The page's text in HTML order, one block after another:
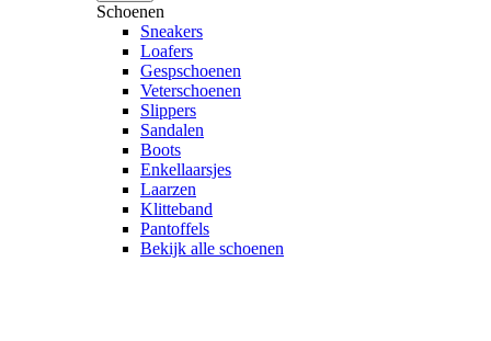
Schoenen
Sneakers
Loafers
Gespschoenen
Veterschoenen
Slippers
Sandalen
Boots
Enkellaarsjes
Laarzen
Klitteband
Pantoffels
Bekijk alle schoenen